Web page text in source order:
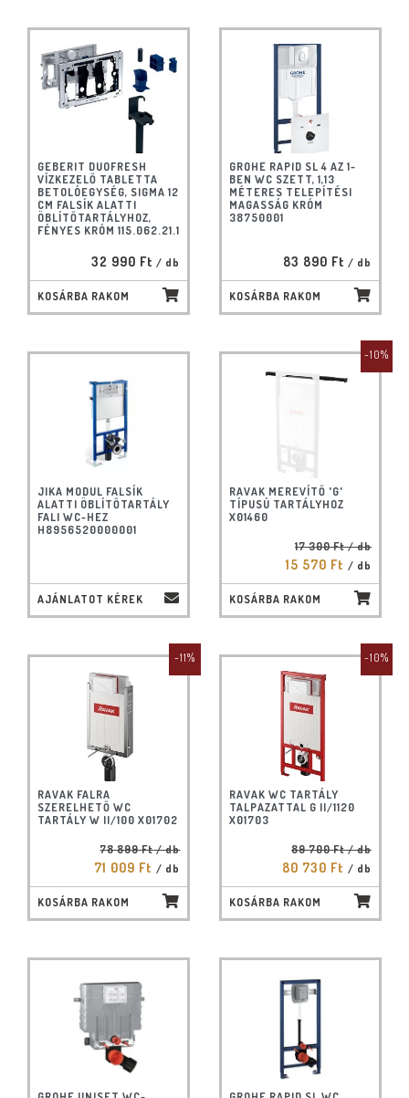
GEBERIT DUOFRESH
VÍZKEZELŐ TABLETTA
BETOLÓEGYSÉG, SIGMA 12
CM FALSÍK ALATTI
ÖBLÍTŐTARTÁLYHOZ,
FÉNYES KRÓM 115.062.21.1
32 990 Ft / db
KOSÁRBA RAKOM
GROHE RAPID SL 4 AZ 1-
BEN WC SZETT, 1,13
MÉTERES TELEPÍTÉSI
MAGASSÁG KRÓM
38750001
83 890 Ft / db
KOSÁRBA RAKOM
JIKA MODUL FALSÍK
ALATTI ÖBLÍTŐTARTÁLY
FALI WC-HEZ
H8956520000001
AJÁNLATOT KÉREK
-10%
RAVAK MEREVÍTŐ 'G'
TÍPUSÚ TARTÁLYHOZ
X01460
17 300 Ft/ db
15 570 Ft / db
KOSÁRBA RAKOM
-11%
RAVAK FALRA
SZERELHETŐ WC
TARTÁLY W II/100 X01702
78 899 Ft/ db
71 009 Ft / db
KOSÁRBA RAKOM
-10%
RAVAK WC TARTÁLY
TALPAZATTAL G II/1120
X01703
89 700 Ft/ db
80 730 Ft / db
KOSÁRBA RAKOM